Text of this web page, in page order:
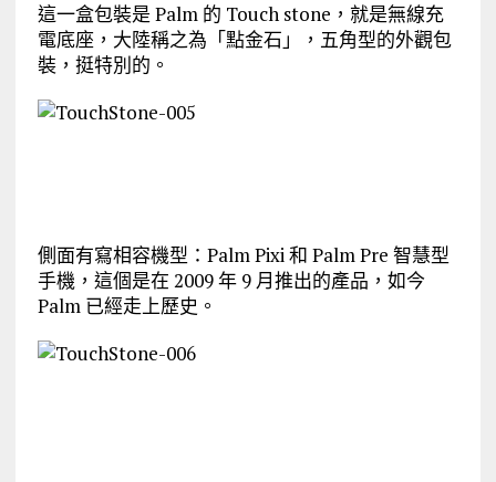
這一盒包裝是 Palm 的 Touch stone，就是無線充
電底座，大陸稱之為「點金石」，五角型的外觀包
裝，挺特別的。
側面有寫相容機型：Palm Pixi 和 Palm Pre 智慧型
手機，這個是在 2009 年 9 月推出的產品，如今
Palm 已經走上歷史。